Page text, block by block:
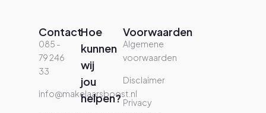
Contact
085 -
79 246
33
info@makelaarsboost.nl
Hoe
kunnen
wij
jou
helpen?
Voorwaarden
Algemene
voorwaarden
Disclaimer
Privacy